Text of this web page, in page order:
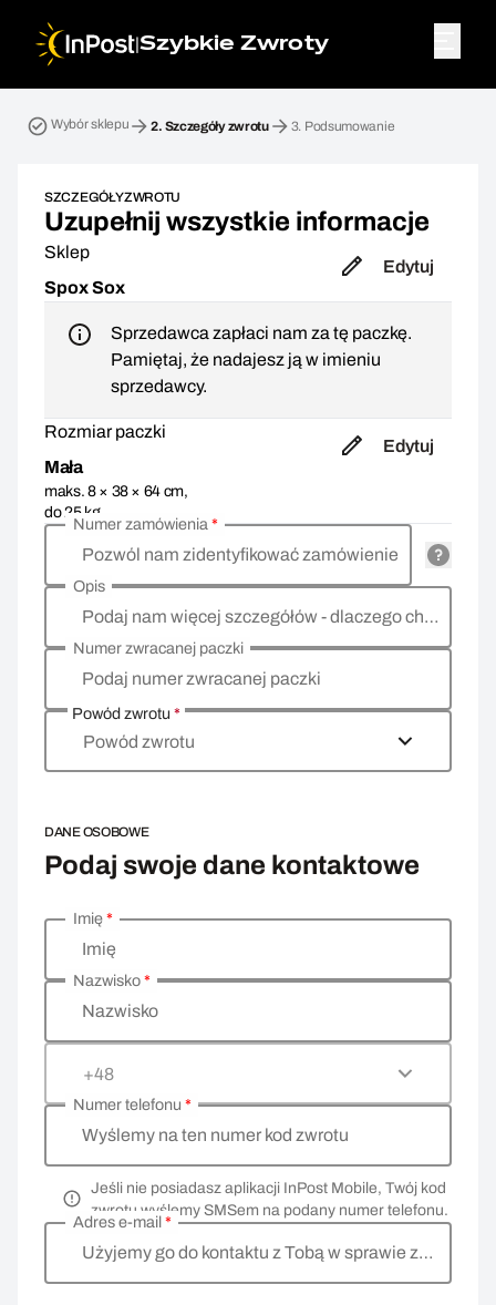
|Szybkie Zwroty
Wybór sklepu 2. Szczegóły zwrotu 3. Podsumowanie
SZCZEGÓŁY ZWROTU
Uzupełnij wszystkie informacje
Sklep
Spox Sox
Edytuj
Sprzedawca zapłaci nam za tę paczkę.
Pamiętaj, że nadajesz ją w imieniu
sprzedawcy.
Rozmiar paczki
Mała
maks. 8 × 38 × 64 cm,
do 25 kg
Edytuj
Pozwól nam zidentyfikować zamówienie
Numer zamówienia*
Podaj nam więcej szczegółów - dlaczego chcesz zwrócić towar, co jest powodem?
Opis
Podaj numer zwracanej paczki
Numer zwracanej paczki
Powód zwrotu*
Powód zwrotu
DANE OSOBOWE
Podaj swoje dane kontaktowe
Wprowadź swoje dane osobowe
Imię
Imię*
Nazwisko
Nazwisko*
+48
Wyślemy na ten numer kod zwrotu
Numer telefonu *
Jeśli nie posiadasz aplikacji InPost Mobile, Twój kod
zwrotu wyślemy SMSem na podany numer telefonu.
Użyjemy go do kontaktu z Tobą w sprawie zwrotu
Adres e-mail *